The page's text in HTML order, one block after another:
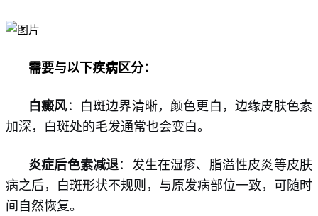
需要与以下疾病区分：
白癜风：白斑边界清晰，颜色更白，边缘皮肤色素
加深，白斑处的毛发通常也会变白。
炎症后色素减退：发生在湿疹、脂溢性皮炎等皮肤
病之后，白斑形状不规则，与原发病部位一致，可随时
间自然恢复。